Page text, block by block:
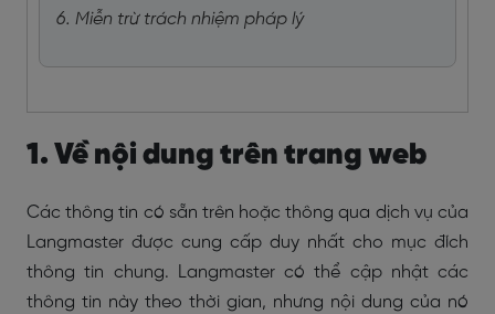
6. Miễn trừ trách nhiệm pháp lý
1. Về nội dung trên trang web
Các thông tin có sẵn trên hoặc thông qua dịch vụ của
Langmaster được cung cấp duy nhất cho mục đích
thông tin chung. Langmaster có thể cập nhật các
thông tin này theo thời gian, nhưng nội dung của nó